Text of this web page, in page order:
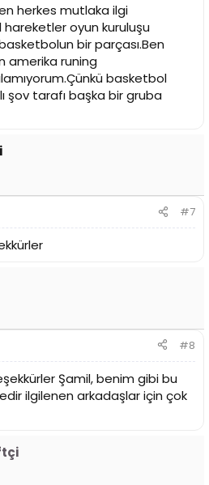
herkes mutlaka ilgi
oyun kuruluşu
bir parçası.Ben
amerika runing
basketbol
şov tarafı başka bir gruba
#7
#8
Şamil, benim gibi bu
ilgilenen arkadaşlar için çok